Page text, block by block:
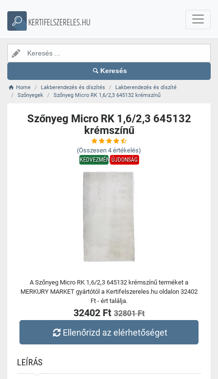
KERTIFELSZERELES.HU
Keresés
Home Lakberendezés és díszítés
Lakberendezés és díszíté
Szőnyegek
Szőnyeg Micro RK 1,6/2,3 645132 krémszínű
Szőnyeg Micro RK 1,6/2,3 645132
krémszínű
(Összesen 4 értékelés)
KEDVEZMÉNYÚJDONSÁG
A Szőnyeg Micro RK 1,6/2,3 645132 krémszínű terméket a
MERKURY MARKET gyártótól a Kertifelszereles.hu oldalon 32402
Ft - ért találja.
32402 Ft 32801 Ft
Ellenőrizd az elérhetőséget
LEÍRÁS